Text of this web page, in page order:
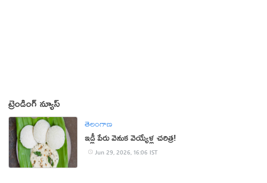
ట్రెండింగ్ న్యూస్
తెలంగాణ
ఇడ్లీ పేరు వెనుక వెయ్యేళ్ల చరిత్ర!
Jun 29, 2026, 16:06 IST